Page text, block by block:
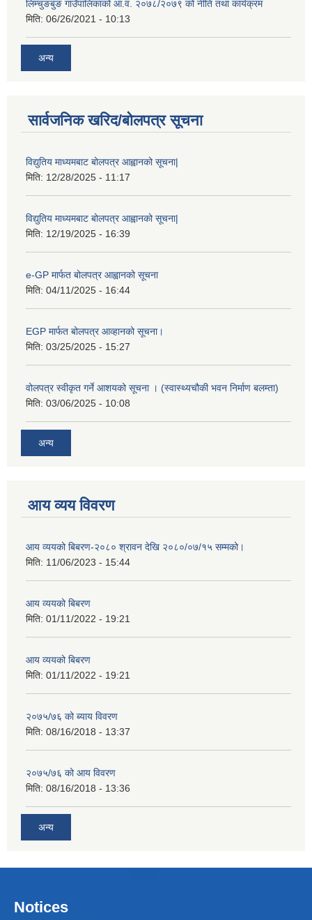
लिम्चुङबुङ गाउँपालिकाको आ.व. २०७८/२०७९ को नीति तथा कार्यक्रम
मिति: 06/26/2021 - 10:13
अन्य
सार्वजनिक खरिद/बोलपत्र सूचना
विद्युतिय माध्यमबाट बोलपत्र आह्वानको सूचना|
मिति: 12/28/2025 - 11:17
विद्युतिय माध्यमबाट बोलपत्र आह्वानको सूचना|
मिति: 12/19/2025 - 16:39
e-GP मार्फत बोलपत्र आह्वानको सूचना
मिति: 04/11/2025 - 16:44
EGP मार्फत बोलपत्र आव्हानको सूचना।
मिति: 03/25/2025 - 15:27
वोलपत्र स्वीकृत गर्ने आशयको सूचना । (स्वास्थ्यचौकी भवन निर्माण बलम्ता)
मिति: 03/06/2025 - 10:08
अन्य
आय व्यय विवरण
आय व्ययको बिबरण-२०८० श्रावन देखि २०८०/०७/१५ सम्मको।
मिति: 11/06/2023 - 15:44
आय व्ययको बिबरण
मिति: 01/11/2022 - 19:21
आय व्ययको बिबरण
मिति: 01/11/2022 - 19:21
२०७५/७६ को ब्याय विवरण
मिति: 08/16/2018 - 13:37
२०७५/७६ को आय विवरण
मिति: 08/16/2018 - 13:36
अन्य
Notices